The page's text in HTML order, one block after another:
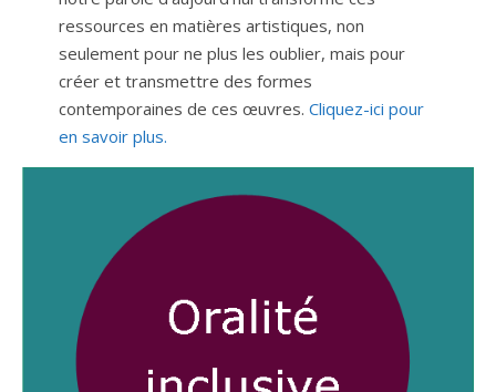
ressources en matières artistiques, non
seulement pour ne plus les oublier, mais pour
créer et transmettre des formes
contemporaines de ces œuvres. Cliquez-ici pour
en savoir plus.